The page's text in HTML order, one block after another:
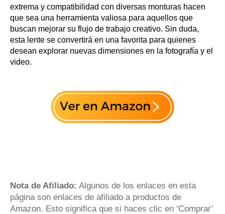
extrema y compatibilidad con diversas monturas hacen
que sea una herramienta valiosa para aquellos que
buscan mejorar su flujo de trabajo creativo. Sin duda,
esta lente se convertirá en una favorita para quienes
desean explorar nuevas dimensiones en la fotografía y el
video.
Nota de Afiliado: Algunos de los enlaces en esta
página son enlaces de afiliado a productos de
Amazon. Esto significa que si haces clic en ‘Comprar’